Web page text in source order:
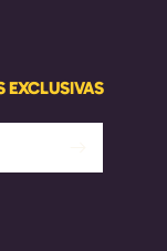
EXCLUSIVAS